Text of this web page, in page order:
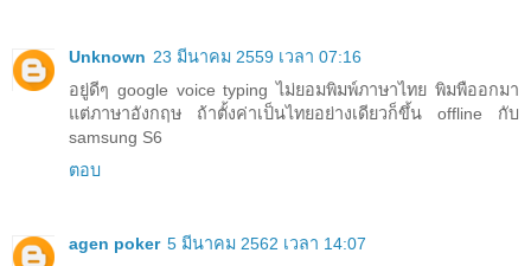
Unknown 23 มีนาคม 2559 เวลา 07:16
อยู่ดีๆ google voice typing ไม่ยอมพิมพ์ภาษาไทย พิมพืออกมา
แต่ภาษาอังกฤษ ถ้าตั้งค่าเป็นไทยอย่างเดียวก็ขึ้น offline กับ
samsung S6
ตอบ
agen poker 5 มีนาคม 2562 เวลา 14:07